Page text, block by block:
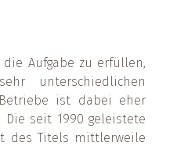
Aufgabe zu erfüllen,
unterschiedlichen
ist dabei eher
seit 1990 geleistete
des Titels mittlerweile